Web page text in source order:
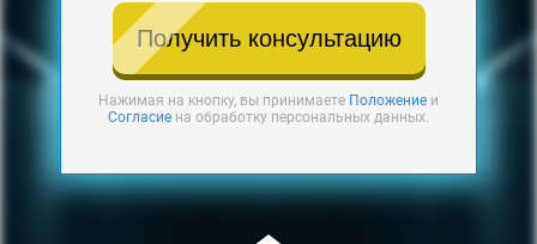
Получить консультацию
Нажимая на кнопку, вы принимаете Положение и
Согласие на обработку персональных данных.